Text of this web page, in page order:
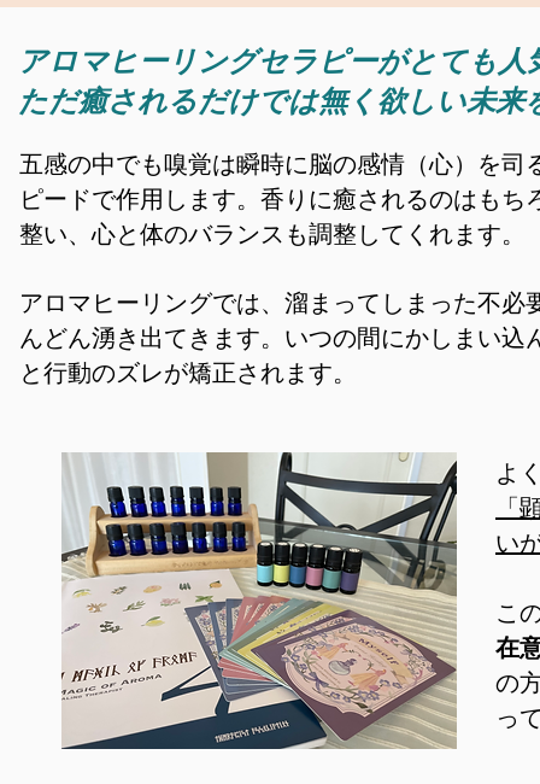
アロマヒーリングセラピーがとても人
ただ癒されるだけでは無く欲しい未
五感の中でも嗅覚は瞬時に脳の感情（心）を
ピードで作用します。 香りに癒されるのはもち
整い、心と体のバランスも調整してくれます。
アロマヒーリングでは、溜まってしまった不
んどん湧き出てきます。いつの間にかしまい
と行動のズレが矯正されます。
よ
「
い
こ
在
の
っ